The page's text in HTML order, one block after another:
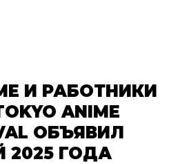
И РАБОТНИКИ
ANIME
ОБЪЯВИЛ
2025 ГОДА